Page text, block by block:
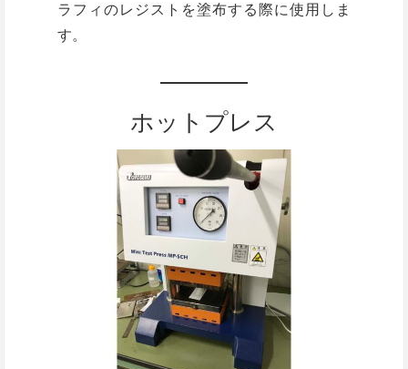
ラフィのレジストを塗布する際に使用しま
す。
ホットプレス